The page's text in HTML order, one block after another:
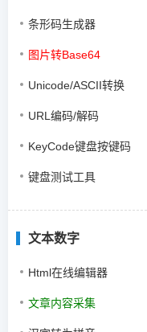
条形码生成器
图片转Base64
Unicode/ASCII转换
URL编码/解码
KeyCode键盘按键码
键盘测试工具
文本数字
Html在线编辑器
文章内容采集